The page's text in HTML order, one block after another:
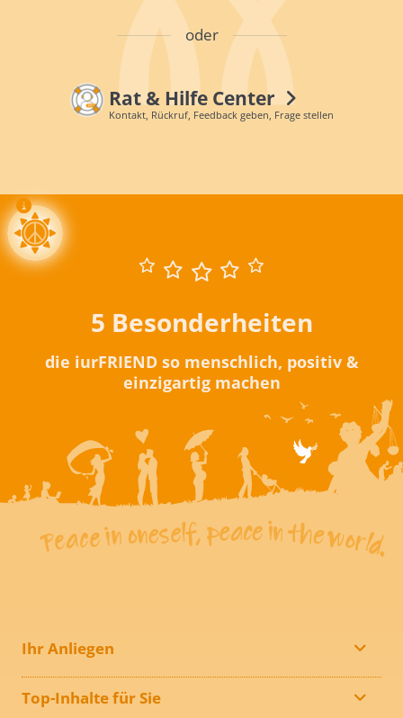
oder
Rat & Hilfe Center
Kontakt, Rückruf, Feedback geben, Frage stellen
5 Besonderheiten
die iurFRIEND so menschlich, positiv &
einzigartig machen
Ihr Anliegen
Top-Inhalte für Sie